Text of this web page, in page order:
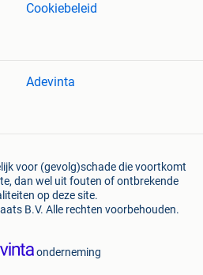
Cookiebeleid
Adevinta
voor (gevolg)schade die voortkomt
dan wel uit fouten of ontbrekende
op deze site.
B.V. Alle rechten voorbehouden.
onderneming